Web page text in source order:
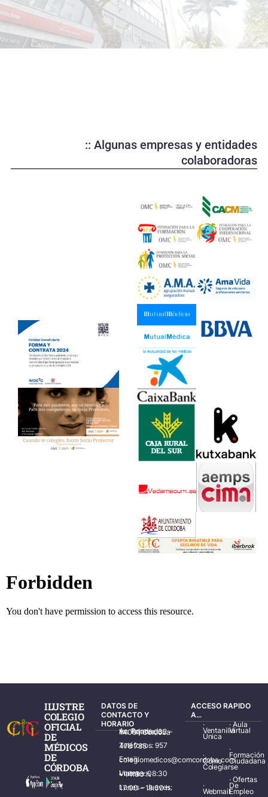
d
u
c
o
:: Algunas empresas y entidades
colaboradoras
ILUSTRE
COLEGIO
OFICIAL
DE
MÉDICOS
DE
CÓRDOBA
DATOS DE
CONTACTO Y
HORARIO
Av. Ronda de los Tejares, 32 – 14001 Córdoba
Teléfonos: 957 478 785
Email: colegiomedicos@comcordoba.com
Lunes – Viernes: 08:30 – 14:30 h.
Lunes – Jueves: 17:00 – 19:30 h.
ACCESO RAPIDO
A...
·
Ventanilla
Única
·
Cómo
Colegiarse
·
Webmail
·Aula
Virtual
·
Formación
Ciudadana
·Ofertas
De
Empleo